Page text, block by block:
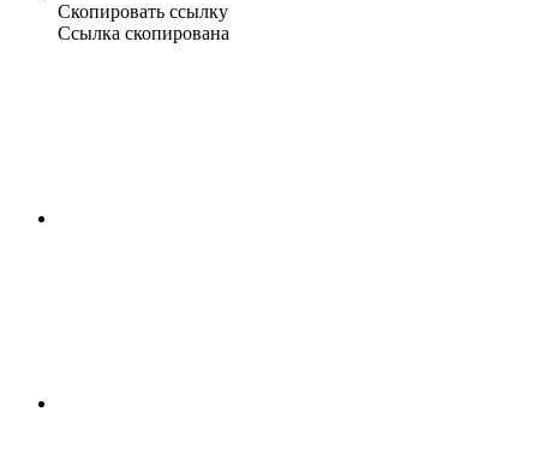
Скопировать ссылку
Ссылка скопирована